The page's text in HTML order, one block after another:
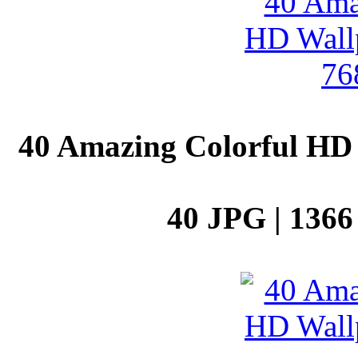
40 Amazing Colorful
40 JPG |